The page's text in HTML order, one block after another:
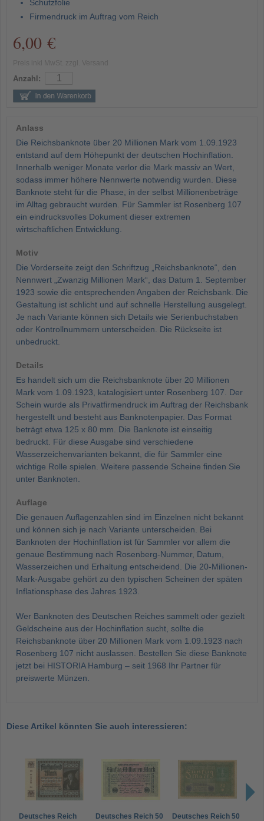
Schutzfolie
Firmendruck im Auftrag vom Reich
6,00 €
Anzahl:
Anlass
Die Reichsbanknote über 20 Millionen Mark vom 1.09.1923
entstand auf dem Höhepunkt der deutschen Hochinflation.
Innerhalb weniger Monate verlor die Mark massiv an Wert,
sodass immer höhere Nennwerte notwendig wurden. Diese
Banknote steht für die Phase, in der selbst Millionenbeträge
im Alltag gebraucht wurden. Für Sammler ist Rosenberg 107
ein eindrucksvolles Dokument dieser extremen
wirtschaftlichen Entwicklung.
Motiv
Die Vorderseite zeigt den Schriftzug „Reichsbanknote“, den
Nennwert „Zwanzig Millionen Mark“, das Datum 1. September
1923 sowie die entsprechenden Angaben der Reichsbank. Die
Gestaltung ist schlicht und auf schnelle Herstellung ausgelegt.
Je nach Variante können sich Details wie Serienbuchstaben
oder Kontrollnummern unterscheiden. Die Rückseite ist
unbedruckt.
Details
Es handelt sich um die Reichsbanknote über 20 Millionen
Mark vom 1.09.1923, katalogisiert unter Rosenberg 107. Der
Schein wurde als Privatfirmendruck im Auftrag der Reichsbank
hergestellt und besteht aus Banknotenpapier. Das Format
beträgt etwa 125 x 80 mm. Die Banknote ist einseitig
bedruckt. Für diese Ausgabe sind verschiedene
Wasserzeichenvarianten bekannt, die für Sammler eine
wichtige Rolle spielen. Weitere passende Scheine finden Sie
unter Banknoten.
Auflage
Die genauen Auflagenzahlen sind im Einzelnen nicht bekannt
und können sich je nach Variante unterscheiden. Bei
Banknoten der Hochinflation ist für Sammler vor allem die
genaue Bestimmung nach Rosenberg-Nummer, Datum,
Wasserzeichen und Erhaltung entscheidend. Die 20-Millionen-
Mark-Ausgabe gehört zu den typischen Scheinen der späten
Inflationsphase des Jahres 1923.
Wer Banknoten des Deutschen Reiches sammelt oder gezielt
Geldscheine aus der Hochinflation sucht, sollte die
Reichsbanknote über 20 Millionen Mark vom 1.09.1923 nach
Rosenberg 107 nicht auslassen. Bestellen Sie diese Banknote
jetzt bei HISTORIA Hamburg – seit 1968 Ihr Partner für
preiswerte Münzen.
Diese Artikel könnten Sie auch interessieren:
Deutsches Reich
Deutsches Reich 50
Deutsches Reich 50